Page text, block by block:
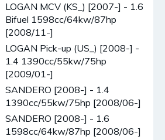
LOGAN MCV (KS_) [2007-] - 1.6
Bifuel 1598cc/64kw/87hp
[2008/11-]
LOGAN Pick-up (US_) [2008-] -
1.4 1390cc/55kw/75hp
[2009/01-]
SANDERO [2008-] - 1.4
1390cc/55kw/75hp [2008/06-]
SANDERO [2008-] - 1.6
1598cc/64kw/87hp [2008/06-]